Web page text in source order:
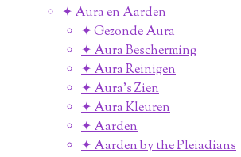
✦ Aura en Aarden
✦ Gezonde Aura
✦ Aura Bescherming
✦ Aura Reinigen
✦ Aura's Zien
✦ Aura Kleuren
✦ Aarden
✦ Aarden by the Pleiadians